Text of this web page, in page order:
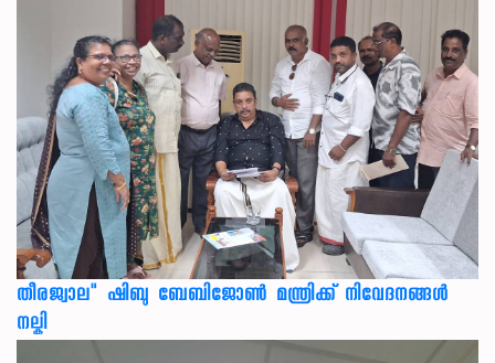
തീരജ്വാല" ഷിബു ബേബിജോൺ മന്ത്രിക്ക് നിവേദനങ്ങള്‍
നല്കി